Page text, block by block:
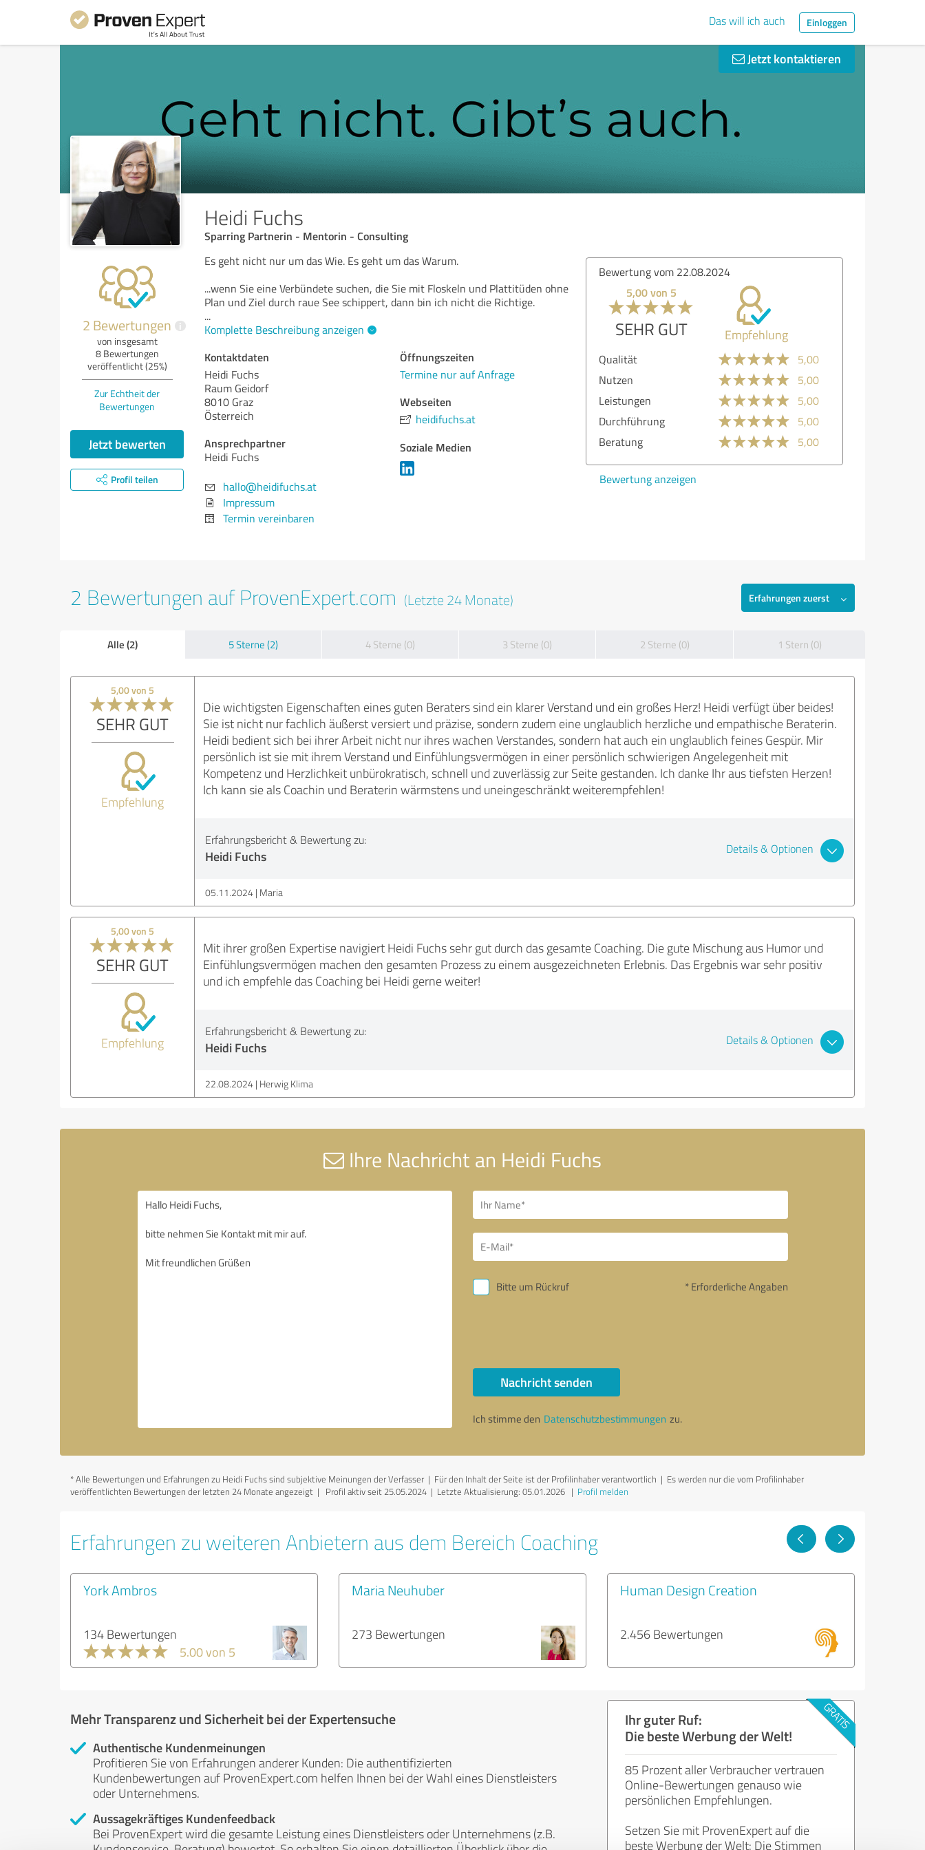
Das will ich auch Einloggen
Jetzt kontaktieren
Heidi Fuchs
Sparring Partnerin - Mentorin - Consulting
2 Bewertungen i
von insgesamt
8 Bewertungen
veröffentlicht (25%)
Zur Echtheit der
Bewertungen
Jetzt bewerten
Profil teilen
Es geht nicht nur um das Wie. Es geht um das Warum.
...wenn Sie eine Verbündete suchen, die Sie mit Floskeln und Plattitüden ohne
Plan und Ziel durch raue See schippert, dann bin ich nicht die Richtige.
...
Komplette Beschreibung anzeigen
Kontaktdaten
Heidi Fuchs
Raum Geidorf
8010 Graz
Österreich
Ansprechpartner
Heidi Fuchs
hallo@heidifuchs.at
Impressum
Termin vereinbaren
Öffnungszeiten
Termine nur auf Anfrage
Webseiten
heidifuchs.at
Soziale Medien
Bewertung vom 22.08.2024
5,00 von 5
SEHR GUT Empfehlung
Qualität
5,00
Nutzen
5,00
Leistungen
5,00
Durchführung
5,00
Beratung
5,00
Bewertung anzeigen
2 Bewertungen auf ProvenExpert.com (Letzte 24 Monate) Erfahrungen zuerst
Alle (2) 5 Sterne (2) 4 Sterne (0) 3 Sterne (0) 2 Sterne (0) 1 Stern (0)
5,00 von 5
SEHR GUT
Empfehlung
Die wichtigsten Eigenschaften eines guten Beraters sind ein klarer Verstand und ein großes Herz! Heidi verfügt über beides!
Sie ist nicht nur fachlich äußerst versiert und präzise, sondern zudem eine unglaublich herzliche und empathische Beraterin.
Heidi bedient sich bei ihrer Arbeit nicht nur ihres wachen Verstandes, sondern hat auch ein unglaublich feines Gespür. Mir
persönlich ist sie mit ihrem Verstand und Einfühlungsvermögen in einer persönlich schwierigen Angelegenheit mit
Kompetenz und Herzlichkeit unbürokratisch, schnell und zuverlässig zur Seite gestanden. Ich danke Ihr aus tiefsten Herzen!
Ich kann sie als Coachin und Beraterin wärmstens und uneingeschränkt weiterempfehlen!
Erfahrungsbericht & Bewertung zu:
Heidi Fuchs Details & Optionen
05.11.2024 Maria
5,00 von 5
SEHR GUT
Empfehlung
Mit ihrer großen Expertise navigiert Heidi Fuchs sehr gut durch das gesamte Coaching. Die gute Mischung aus Humor und
Einfühlungsvermögen machen den gesamten Prozess zu einem ausgezeichneten Erlebnis. Das Ergebnis war sehr positiv
und ich empfehle das Coaching bei Heidi gerne weiter!
Erfahrungsbericht & Bewertung zu:
Heidi Fuchs Details & Optionen
22.08.2024 Herwig Klima
Ihre Nachricht an Heidi Fuchs
Bitte um Rückruf * Erforderliche Angaben
Nachricht senden
Ich stimme den Datenschutzbestimmungen zu.
*Alle Bewertungen und Erfahrungen zu Heidi Fuchs sind subjektive Meinungen der Verfasser | Für den Inhalt der Seite ist der Profilinhaber verantwortlich | Es werden nur die vom Profilinhaber
veröffentlichten Bewertungen der letzten 24 Monate angezeigt | Profil aktiv seit 25.05.2024 | Letzte Aktualisierung: 05.01.2026 | Profil melden
Erfahrungen zu weiteren Anbietern aus dem Bereich Coaching
York Ambros
134 Bewertungen
5.00 von 5
Maria Neuhuber
273 Bewertungen
Human Design Creation
2.456 Bewertungen
Mehr Transparenz und Sicherheit bei der Expertensuche
Authentische Kundenmeinungen
Profitieren Sie von Erfahrungen anderer Kunden: Die authentifizierten
Kundenbewertungen auf ProvenExpert.com helfen Ihnen bei der Wahl eines Dienstleisters
oder Unternehmens.
Aussagekräftiges Kundenfeedback
Bei ProvenExpert wird die gesamte Leistung eines Dienstleisters oder Unternehmens (z.B.
Ihr guter Ruf:
Die beste Werbung der Welt!
85 Prozent aller Verbraucher vertrauen
Online-Bewertungen genauso wie
persönlichen Empfehlungen.
Setzen Sie mit ProvenExpert auf die
beste Werbung der Welt: Die Stimmen